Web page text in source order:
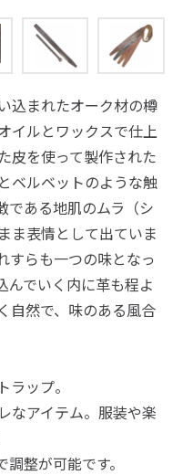
込まれたオーク材の樽
イルとワックスで仕上
皮を使って製作された
ベルベットのような触
である地肌のムラ（シ
ま表情として出ていま
すらも一つの味となっ
んでいく内に革も程よ
自然で、味のある風合
ップ。
なアイテム。服装や楽
整が可能です。